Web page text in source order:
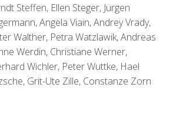
Steffen, Ellen Steger, Jürgen
Angela Viain, Andrey Vrady,
Walther, Petra Watzlawik, Andreas
Werdin, Christiane Werner,
Wichler, Peter Wuttke, Hael
Grit-Ute Zille, Constanze Zorn